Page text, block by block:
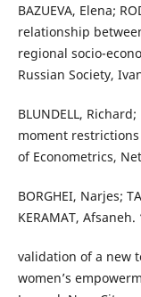
BAZUEVA, Elena;
relationship
regional socio-
Russian Society,
BLUNDELL,
moment
of Econometrics,
BORGHEI, Narjes;
KERAMAT,
validation of a new
women’s